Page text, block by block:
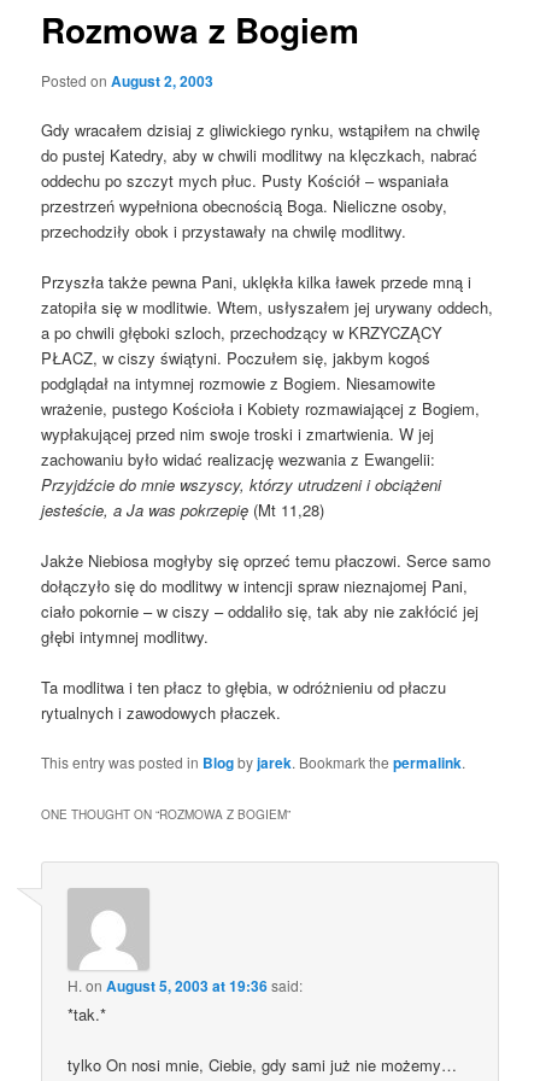
Rozmowa z Bogiem
Posted onAugust 2, 2003
Gdy wracałem dzisiaj z gliwickiego rynku, wstąpiłem na chwilę
do pustej Katedry, aby w chwili modlitwy na klęczkach, nabrać
oddechu po szczyt mych płuc. Pusty Kościół – wspaniała
przestrzeń wypełniona obecnością Boga. Nieliczne osoby,
przechodziły obok i przystawały na chwilę modlitwy.
Przyszła także pewna Pani, uklękła kilka ławek przede mną i
zatopiła się w modlitwie. Wtem, usłyszałem jej urywany oddech,
a po chwili głęboki szloch, przechodzący w KRZYCZĄCY
PŁACZ, w ciszy świątyni. Poczułem się, jakbym kogoś
podglądał na intymnej rozmowie z Bogiem. Niesamowite
wrażenie, pustego Kościoła i Kobiety rozmawiającej z Bogiem,
wypłakującej przed nim swoje troski i zmartwienia. W jej
zachowaniu było widać realizację wezwania z Ewangelii:
Przyjdźcie do mnie wszyscy, którzy utrudzeni i obciążeni
jesteście, a Ja was pokrzepię (Mt 11,28)
Jakże Niebiosa mogłyby się oprzeć temu płaczowi. Serce samo
dołączyło się do modlitwy w intencji spraw nieznajomej Pani,
ciało pokornie – w ciszy – oddaliło się, tak aby nie zakłócić jej
głębi intymnej modlitwy.
Ta modlitwa i ten płacz to głębia, w odróżnieniu od płaczu
rytualnych i zawodowych płaczek.
This entry was posted in Blogbyjarek. Bookmark thepermalink.
ONE THOUGHT ON “ROZMOWA Z BOGIEM”
H. onAugust 5, 2003 at 19:36said:
*tak.*
tylko On nosi mnie, Ciebie, gdy sami już nie możemy…